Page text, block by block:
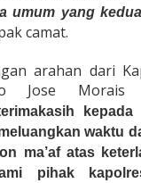
g
umum yang
camat.
arahan dari
Jose
waktu
ma’af atas
pihak